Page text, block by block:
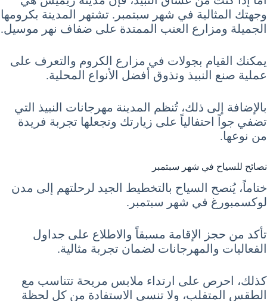
وجهتك المثالية في شهر سبتمبر. تشتهر المدينة بكرومها
الجميلة ومزارع العنب الممتدة على ضفاف نهر موسيل.
يمكنك القيام بجولات في مزارع الكروم والتعرف على
عملية صنع النبيذ وتذوق أفضل الأنواع المحلية.
بالإضافة إلى ذلك، تُنظم المدينة مهرجانات النبيذ التي
تضفي جواً احتفالياً على زيارتك وتجعلها تجربة فريدة
من نوعها.
نصائح للسياح في شهر سبتمبر
ختاماً، يُنصح السياح بالتخطيط الجيد لرحلتهم إلى مدن
لوكسمبورغ في شهر سبتمبر.
تأكد من حجز الإقامة مسبقاً والاطلاع على جداول
الفعاليات والمهرجانات لضمان تجربة مثالية.
كذلك، احرص على ارتداء ملابس مريحة تتناسب مع
الطقس المتقلب، ولا تنسى الاستفادة من كل لحظة